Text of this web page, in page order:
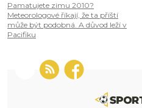
Pamatujete zimu 2010?
Meteorologové říkají, že ta příští
může být podobná. A důvod leží v
Pacifiku